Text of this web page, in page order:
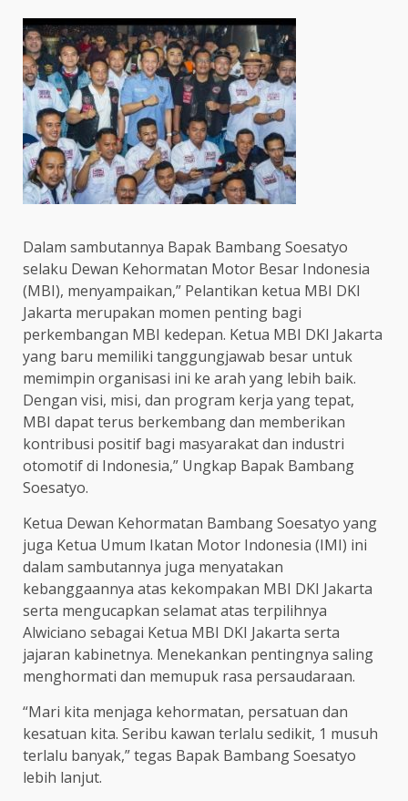
Dalam sambutannya Bapak Bambang Soesatyo
selaku Dewan Kehormatan Motor Besar Indonesia
(MBI), menyampaikan,” Pelantikan ketua MBI DKI
Jakarta merupakan momen penting bagi
perkembangan MBI kedepan. Ketua MBI DKI Jakarta
yang baru memiliki tanggungjawab besar untuk
memimpin organisasi ini ke arah yang lebih baik.
Dengan visi, misi, dan program kerja yang tepat,
MBI dapat terus berkembang dan memberikan
kontribusi positif bagi masyarakat dan industri
otomotif di Indonesia,” Ungkap Bapak Bambang
Soesatyo.
Ketua Dewan Kehormatan Bambang Soesatyo yang
juga Ketua Umum Ikatan Motor Indonesia (IMI) ini
dalam sambutannya juga menyatakan
kebanggaannya atas kekompakan MBI DKI Jakarta
serta mengucapkan selamat atas terpilihnya
Alwiciano sebagai Ketua MBI DKI Jakarta serta
jajaran kabinetnya. Menekankan pentingnya saling
menghormati dan memupuk rasa persaudaraan.
“Mari kita menjaga kehormatan, persatuan dan
kesatuan kita. Seribu kawan terlalu sedikit, 1 musuh
terlalu banyak,” tegas Bapak Bambang Soesatyo
lebih lanjut.